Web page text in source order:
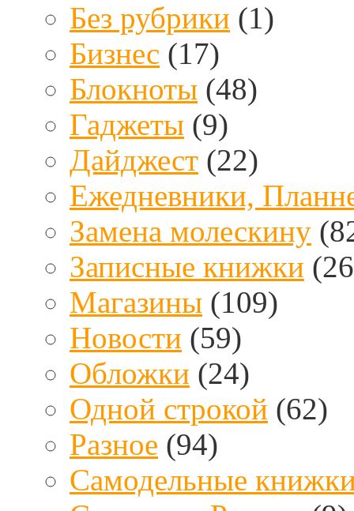
Без рубрики (1)
Бизнес (17)
Блокноты (48)
Гаджеты (9)
Дайджест (22)
Ежедневники,
Замена молескину
Записные книжки
Магазины (109)
Новости (59)
Обложки (24)
Одной строкой (62)
Разное (94)
Самодельные